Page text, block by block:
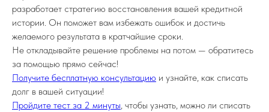
разработает стратегию восстановления вашей кредитной
истории. Он поможет вам избежать ошибок и достичь
желаемого результата в кратчайшие сроки.
Не откладывайте решение проблемы на потом — обратитесь
за помощью прямо сейчас!
Получите бесплатную консультацию и узнайте, как списать
долг в вашей ситуации!
Пройдите тест за 2 минуты, чтобы узнать, можно ли списать